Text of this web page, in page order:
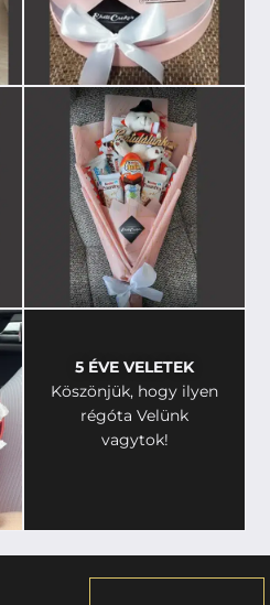
5 ÉVE VELETEK
Köszönjük, hogy ilyen
régóta Velünk
vagytok!